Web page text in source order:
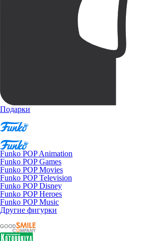
Подарки
Funko POP Animation
Funko POP Games
Funko POP Movies
Funko POP Television
Funko POP Disney
Funko POP Heroes
Funko POP Music
Другие фигурки